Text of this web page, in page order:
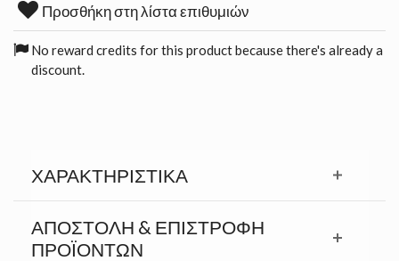
Προσθήκη στη λίστα επιθυμιών
No reward credits for this product because there's already a
discount.
ΧΑΡΑΚΤΗΡΙΣΤΙΚΆ
ΑΠΟΣΤΟΛΉ & ΕΠΙΣΤΡΟΦΉ
ΠΡΟΪΟΝΤΩΝ